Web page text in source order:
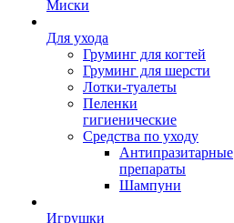
Миски
Для ухода
Груминг для когтей
Груминг для шерсти
Лотки-туалеты
Пеленки
гигиенические
Средства по уходу
Антипразитарные
препараты
Шампуни
Игрушки